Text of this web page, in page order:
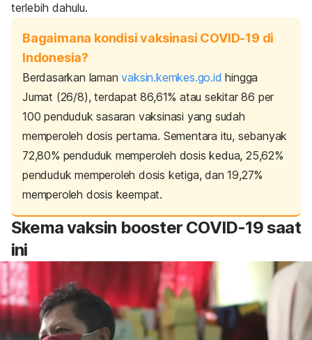
terlebih dahulu.
Bagaimana kondisi vaksinasi COVID-19 di
Indonesia?
Berdasarkan lamanvaksin.kemkes.go.id hingga
Jumat (26/8), terdapat 86,61% atau sekitar 86 per
100 penduduk sasaran vaksinasi yang sudah
memperoleh dosis pertama. Sementara itu, sebanyak
72,80% penduduk memperoleh dosis kedua, 25,62%
penduduk memperoleh dosis ketiga, dan 19,27%
memperoleh dosis keempat.
Skema vaksin booster COVID-19 saat
ini